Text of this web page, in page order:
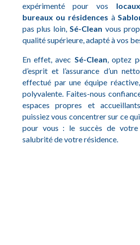
expérimenté pour vos
bureaux ou résidences à
pas plus loin, Sé-Clean vous
qualité supérieure, adapté à vos
En effet, avec Sé-Clean , optez
d’esprit et l’assurance d’un
effectué par une équipe
polyvalente. Faites-nous
espaces propres et
puissiez vous concentrer sur ce
pour vous : le succès de
salubrité de votre résidence.